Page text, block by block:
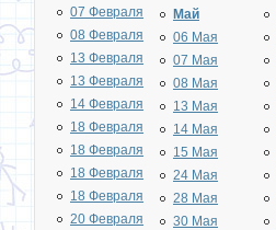
07 Февраля
08 Февраля
13 Февраля
13 Февраля
14 Февраля
18 Февраля
18 Февраля
18 Февраля
18 Февраля
20 Февраля
Май
06 Мая
07 Мая
08 Мая
13 Мая
14 Мая
15 Мая
24 Мая
28 Мая
30 Мая